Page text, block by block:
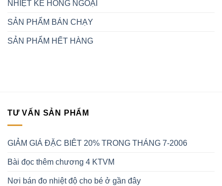
NHIỆT KẾ HỒNG NGOẠI
SẢN PHẨM BÁN CHẠY
SẢN PHẨM HẾT HÀNG
TƯ VẤN SẢN PHẨM
GIẢM GIÁ ĐẶC BIÊT 20% TRONG THÁNG 7-2006
Bài đọc thêm chương 4 KTVM
Nơi bán đo nhiệt độ cho bé ở gần đây